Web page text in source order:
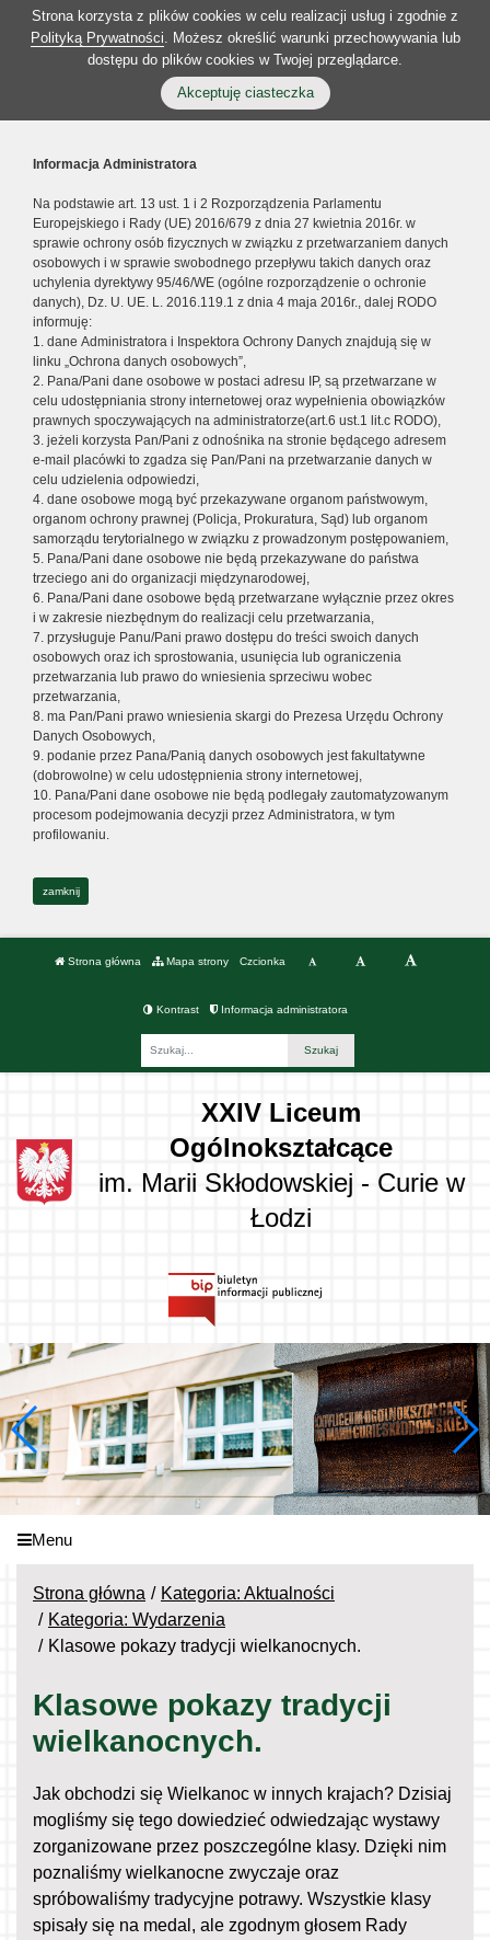
Strona korzysta z plików cookies w celu realizacji usług i zgodnie z
Polityką Prywatności. Możesz określić warunki przechowywania lub
dostępu do plików cookies w Twojej przeglądarce.
Akceptuję ciasteczka
Informacja Administratora
Na podstawie art. 13 ust. 1 i 2 Rozporządzenia Parlamentu
Europejskiego i Rady (UE) 2016/679 z dnia 27 kwietnia 2016r. w
sprawie ochrony osób fizycznych w związku z przetwarzaniem danych
osobowych i w sprawie swobodnego przepływu takich danych oraz
uchylenia dyrektywy 95/46/WE (ogólne rozporządzenie o ochronie
danych), Dz. U. UE. L. 2016.119.1 z dnia 4 maja 2016r., dalej RODO
informuję:
1. dane Administratora i Inspektora Ochrony Danych znajdują się w
linku „Ochrona danych osobowych”,
2. Pana/Pani dane osobowe w postaci adresu IP, są przetwarzane w
celu udostępniania strony internetowej oraz wypełnienia obowiązków
prawnych spoczywających na administratorze(art.6 ust.1 lit.c RODO),
3. jeżeli korzysta Pan/Pani z odnośnika na stronie będącego adresem
e-mail placówki to zgadza się Pan/Pani na przetwarzanie danych w
celu udzielenia odpowiedzi,
4. dane osobowe mogą być przekazywane organom państwowym,
organom ochrony prawnej (Policja, Prokuratura, Sąd) lub organom
samorządu terytorialnego w związku z prowadzonym postępowaniem,
5. Pana/Pani dane osobowe nie będą przekazywane do państwa
trzeciego ani do organizacji międzynarodowej,
6. Pana/Pani dane osobowe będą przetwarzane wyłącznie przez okres
i w zakresie niezbędnym do realizacji celu przetwarzania,
7. przysługuje Panu/Pani prawo dostępu do treści swoich danych
osobowych oraz ich sprostowania, usunięcia lub ograniczenia
przetwarzania lub prawo do wniesienia sprzeciwu wobec
przetwarzania,
8. ma Pan/Pani prawo wniesienia skargi do Prezesa Urzędu Ochrony
Danych Osobowych,
9. podanie przez Pana/Panią danych osobowych jest fakultatywne
(dobrowolne) w celu udostępnienia strony internetowej,
10. Pana/Pani dane osobowe nie będą podlegały zautomatyzowanym
procesom podejmowania decyzji przez Administratora, w tym
profilowaniu.
zamknij
Strona główna Mapa strony Czcionka
Kontrast Informacja administratora
XXIV Liceum
Ogólnokształcące
im. Marii Skłodowskiej - Curie w
Łodzi
Menu
Strona główna
Kategoria: Aktualności
Kategoria: Wydarzenia
Klasowe pokazy tradycji wielkanocnych.
Klasowe pokazy tradycji
wielkanocnych.
Jak obchodzi się Wielkanoc w innych krajach? Dzisiaj
mogliśmy się tego dowiedzieć odwiedzając wystawy
zorganizowane przez poszczególne klasy. Dzięki nim
poznaliśmy wielkanocne zwyczaje oraz
spróbowaliśmy tradycyjne potrawy. Wszystkie klasy
spisały się na medal, ale zgodnym głosem Rady